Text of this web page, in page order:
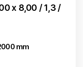
x 8,00 / 1,3 /
mm